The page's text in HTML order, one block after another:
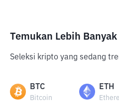
Temukan Lebih
Seleksi kripto yang sedang
BTC
Bitcoin
ETH